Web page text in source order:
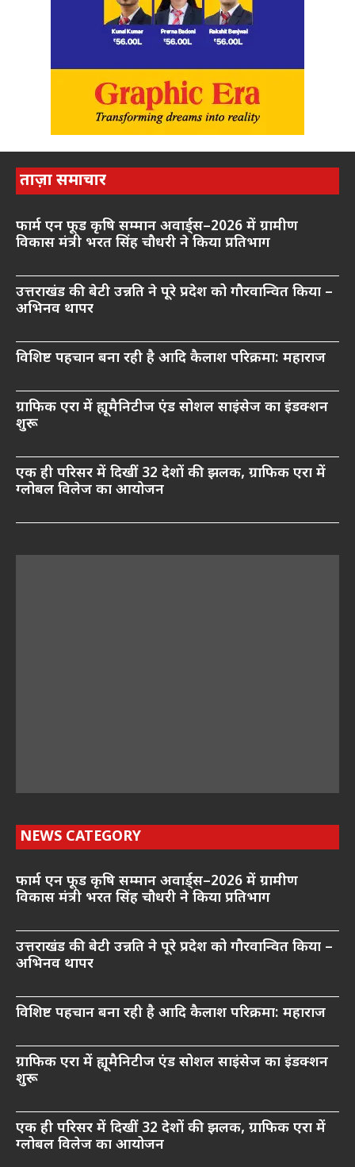
ताज़ा समाचार
फार्म एन फूड कृषि सम्मान अवार्ड्स–2026 में ग्रामीण
विकास मंत्री भरत सिंह चौधरी ने किया प्रतिभाग
उत्तराखंड की बेटी उन्नति ने पूरे प्रदेश को गौरवान्वित किया –
अभिनव थापर
विशिष्ट पहचान बना रही है आदि कैलाश परिक्रमा: महाराज
ग्राफिक एरा में ह्यूमैनिटीज एंड सोशल साइंसेज का इंडक्शन
शुरू
एक ही परिसर में दिखीं 32 देशों की झलक, ग्राफिक एरा में
ग्लोबल विलेज का आयोजन
NEWS CATEGORY
फार्म एन फूड कृषि सम्मान अवार्ड्स–2026 में ग्रामीण
विकास मंत्री भरत सिंह चौधरी ने किया प्रतिभाग
उत्तराखंड की बेटी उन्नति ने पूरे प्रदेश को गौरवान्वित किया –
अभिनव थापर
विशिष्ट पहचान बना रही है आदि कैलाश परिक्रमा: महाराज
ग्राफिक एरा में ह्यूमैनिटीज एंड सोशल साइंसेज का इंडक्शन
शुरू
एक ही परिसर में दिखीं 32 देशों की झलक, ग्राफिक एरा में
ग्लोबल विलेज का आयोजन